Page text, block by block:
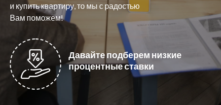
и купить квартиру, то мы с радостью
Вам поможем!
Давайте подберем низкие
процентные ставки